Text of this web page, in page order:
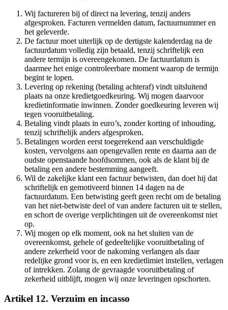
Wij factureren bij of direct na levering, tenzij anders
afgesproken. Facturen vermelden datum, factuurnummer en
het geleverde.
De factuur moet uiterlijk op de dertigste kalenderdag na de
factuurdatum volledig zijn betaald, tenzij schriftelijk een
andere termijn is overeengekomen. De factuurdatum is
daarmee het enige controleerbare moment waarop de termijn
begint te lopen.
Levering op rekening (betaling achteraf) vindt uitsluitend
plaats na onze kredietgoedkeuring. Wij mogen daarvoor
kredietinformatie inwinnen. Zonder goedkeuring leveren wij
tegen vooruitbetaling.
Betaling vindt plaats in euro’s, zonder korting of inhouding,
tenzij schriftelijk anders afgesproken.
Betalingen worden eerst toegerekend aan verschuldigde
kosten, vervolgens aan opengevallen rente en daarna aan de
oudste openstaande hoofdsommen, ook als de klant bij de
betaling een andere bestemming aangeeft.
Wil de zakelijke klant een factuur betwisten, dan doet hij dat
schriftelijk en gemotiveerd binnen 14 dagen na de
factuurdatum. Een betwisting geeft geen recht om de betaling
van het niet-betwiste deel of van andere facturen uit te stellen,
en schort de overige verplichtingen uit de overeenkomst niet
op.
Wij mogen op elk moment, ook na het sluiten van de
overeenkomst, gehele of gedeeltelijke vooruitbetaling of
andere zekerheid voor de nakoming verlangen als daar
redelijke grond voor is, en een kredietlimiet instellen, verlagen
of intrekken. Zolang de gevraagde vooruitbetaling of
zekerheid uitblijft, mogen wij onze leveringen opschorten.
Artikel 12. Verzuim en incasso